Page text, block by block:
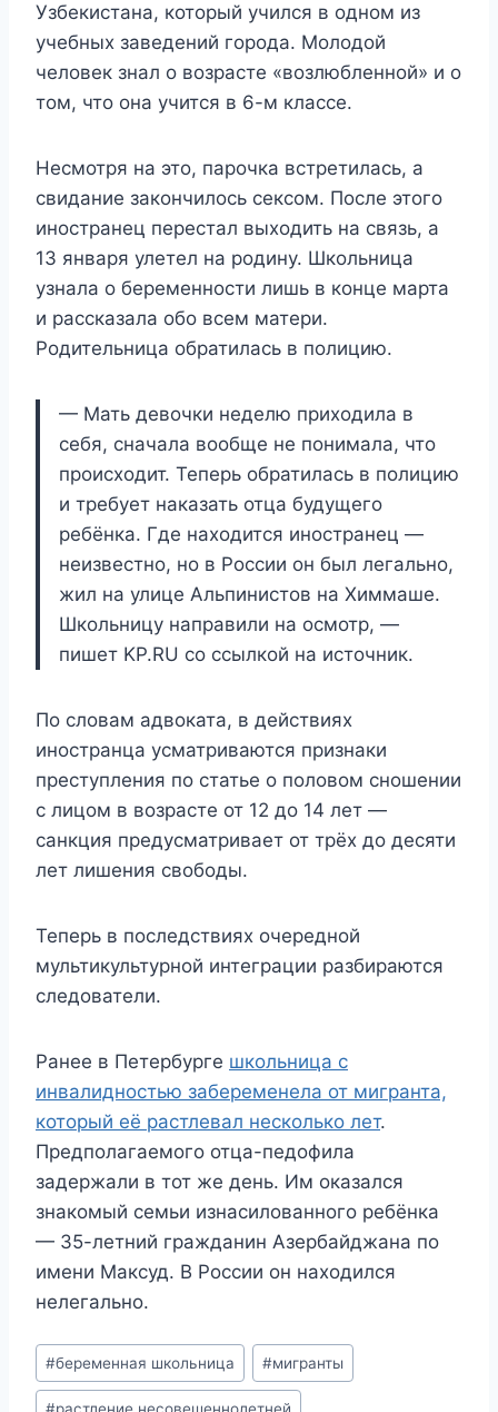
Узбекистана, который учился в одном из
учебных заведений города. Молодой
человек знал о возрасте «возлюбленной» и о
том, что она учится в 6-м классе.
Несмотря на это, парочка встретилась, а
свидание закончилось сексом. После этого
иностранец перестал выходить на связь, а
13 января улетел на родину. Школьница
узнала о беременности лишь в конце марта
и рассказала обо всем матери.
Родительница обратилась в полицию.
— Мать девочки неделю приходила в
себя, сначала вообще не понимала, что
происходит. Теперь обратилась в полицию
и требует наказать отца будущего
ребёнка. Где находится иностранец —
неизвестно, но в России он был легально,
жил на улице Альпинистов на Химмаше.
Школьницу направили на осмотр, —
пишет KP.RU со ссылкой на источник.
По словам адвоката, в действиях
иностранца усматриваются признаки
преступления по статье о половом сношении
с лицом в возрасте от 12 до 14 лет —
санкция предусматривает от трёх до десяти
лет лишения свободы.
Теперь в последствиях очередной
мультикультурной интеграции разбираются
следователи.
Ранее в Петербурге школьница с
инвалидностью забеременела от мигранта,
который её растлевал несколько лет.
Предполагаемого отца-педофила
задержали в тот же день. Им оказался
знакомый семьи изнасилованного ребёнка
— 35-летний гражданин Азербайджана по
имени Максуд. В России он находился
нелегально.
Метки
записи:
#беременная школьница #мигранты
#растление несовешеннолетней